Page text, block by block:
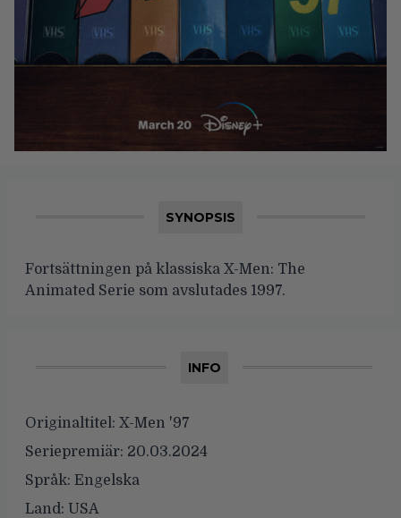
SYNOPSIS
Fortsättningen på klassiska X-Men: The
Animated Serie som avslutades 1997.
INFO
Originaltitel: X-Men '97
Seriepremiär: 20.03.2024
Språk: Engelska
Land: USA